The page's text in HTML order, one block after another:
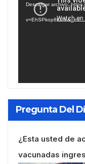
vídeo
Descargar archivo:
v=EhSPkop8KPY&_=1
Pregunta Del
¿Esta usted de
vacunadas